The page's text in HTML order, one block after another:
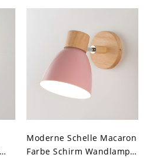
110V-120V Holz Rund
Moderne Schelle Macaron
Farbe Schirm Wandlampe